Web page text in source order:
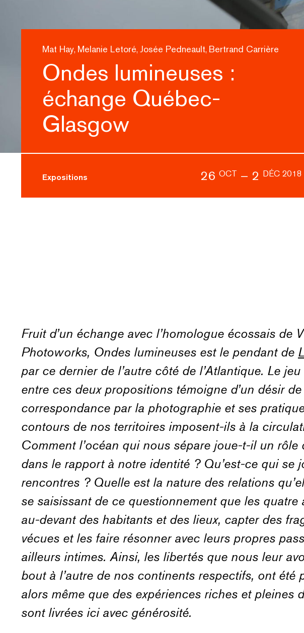
Mat Hay, Melanie Letoré, Josée Pedneault, Bertrand Carrière
Ondes lumineuses :
échange Québec-
Glasgow
Expositions 26 OCT – 2 DÉC 2018
Fruit d’un échange avec l’homologue écossais de
Photoworks, Ondes lumineuses est le pendant de
par ce dernier de l’autre côté de l’Atlantique. Le
entre ces deux propositions témoigne d’un désir
correspondance par la photographie et ses
contours de nos territoires imposent-ils à la
Comment l’océan qui nous sépare joue-t-il un rôle
dans le rapport à notre identité ? Qu’est-ce qui se
rencontres ? Quelle est la nature des relations
se saisissant de ce questionnement que les quatre
au-devant des habitants et des lieux, capter des
vécues et les faire résonner avec leurs propres
ailleurs intimes. Ainsi, les libertés que nous leur
bout à l’autre de nos continents respectifs, ont été
alors même que des expériences riches et pleines
sont livrées ici avec générosité.